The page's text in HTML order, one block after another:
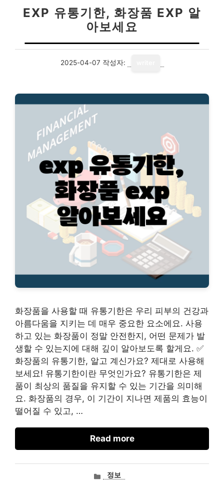
EXP 유통기한, 화장품 EXP 알
아보세요
2025-04-07 작성자:
화장품을 사용할 때 유통기한은 우리 피부의 건강과
아름다움을 지키는 데 매우 중요한 요소에요. 사용
하고 있는 화장품이 정말 안전한지, 어떤 문제가 발
생할 수 있는지에 대해 깊이 알아보도록 할게요. ✅
화장품의 유통기한, 알고 계신가요? 제대로 사용해
보세요! 유통기한이란 무엇인가요? 유통기한은 제
품이 최상의 품질을 유지할 수 있는 기간을 의미해
요. 화장품의 경우, 이 기간이 지나면 제품의 효능이
떨어질 수 있고, …
Read more
카정보